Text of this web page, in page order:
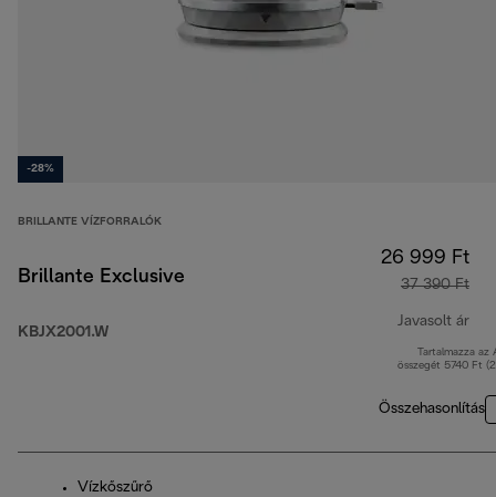
-28%
BRILLANTE VÍZFORRALÓK
Brillante Exclusive
KBJX2001.W
26 999 Ft
37 390 Ft
Javasolt ár
Tartalmazza az
összegét 5740 Ft
Összehasonlítás
Vízkőszűrő